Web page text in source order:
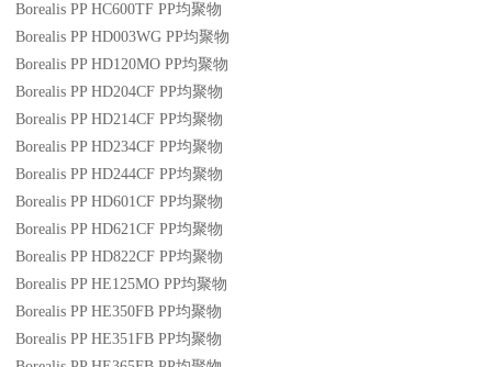
Borealis PP HC600TF PP均聚物
Borealis PP HD003WG PP均聚物
Borealis PP HD120MO PP均聚物
Borealis PP HD204CF PP均聚物
Borealis PP HD214CF PP均聚物
Borealis PP HD234CF PP均聚物
Borealis PP HD244CF PP均聚物
Borealis PP HD601CF PP均聚物
Borealis PP HD621CF PP均聚物
Borealis PP HD822CF PP均聚物
Borealis PP HE125MO PP均聚物
Borealis PP HE350FB PP均聚物
Borealis PP HE351FB PP均聚物